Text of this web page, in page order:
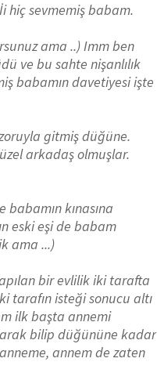
hiç sevmemişbabam.
ama ..) Imm ben
ve bu sahte nişanlılık
babamın davetiyesi işte
gitmiş düğüne.
arkadaş olmuşlar.
kınasına
eski eşi de babam
ama ...)
bir evlilik iki tarafta
tarafın isteği sonucu altı
ilk başta annemi
bilip düğününe kadar
annem de zaten